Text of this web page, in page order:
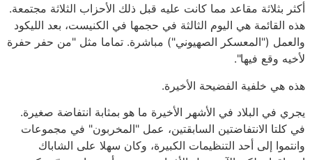
أكثر بثلاثة مقاعد مما كانت عليه قبل ذلك الأحزاب الثلاثة مجتمعة.
هذه القائمة هي اليوم الثالثة في حجمها في الكنيست، بعد الليكود
والعمل ("المعسكر الصهيوني") مباشرة. تماما مثل "من حفر حفرة
لأخيه وقع فيها".
هذه هي خلفية الفضيحة الأخيرة.
يجري في البلاد في الأشهر الأخيرة ما هو بمثابة انتفاضة صغيرة.
في كلتا الانتفاضتين السابقتين، عمل "المخربون" في مجموعات
وانتموا إلى أحد التنظيمات الكبيرة، وكان سهلا على الشاباك